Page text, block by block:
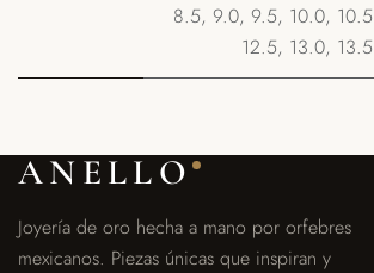
8.5, 9.0, 9.5, 10.0, 10.5
12.5, 13.0, 13.5
ANELLO
Joyería de oro hecha a mano por orfebres
mexicanos. Piezas únicas que inspiran y